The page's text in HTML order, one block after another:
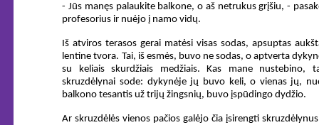
- Jūs manęs palaukite balkone, o aš netrukus grįšiu, -
profesorius ir nuėjo į namo vidų.
Iš atviros terasos gerai matėsi visas sodas, apsuptas
lentine tvora. Tai, iš esmės, buvo ne sodas, o aptverta
su keliais skurdžiais medžiais. Kas mane nustebino,
skruzdėlynai sode: dykynėje jų buvo keli, o vienas jų,
balkono tesantis už trijų žingsnių, buvo įspūdingo dydžio.
Ar skruzdėlės vienos pačios galėjo čia įsirengti